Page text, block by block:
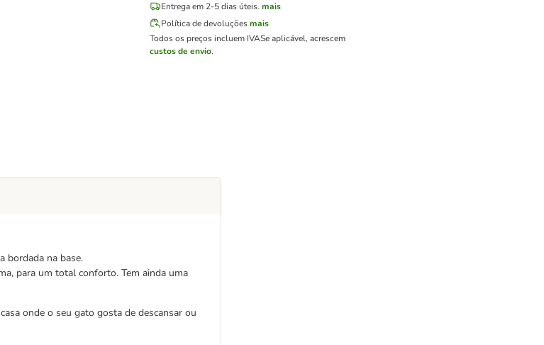
Entrega em 2-5 dias úteis. mais
Política de devoluções mais
Todos os preços incluem IVASe aplicável, acrescem
custos de envio.
bordada na base.
para um total conforto. Tem ainda uma
onde o seu gato gosta de descansar ou